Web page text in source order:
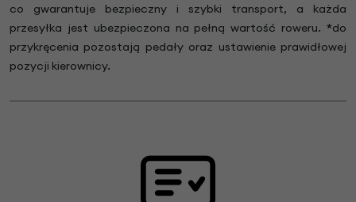
co gwarantuje bezpieczny i szybki transport, a każda
przesyłka jest ubezpieczona na pełną wartość roweru. *do
przykręcenia pozostają pedały oraz ustawienie prawidłowej
pozycji kierownicy.